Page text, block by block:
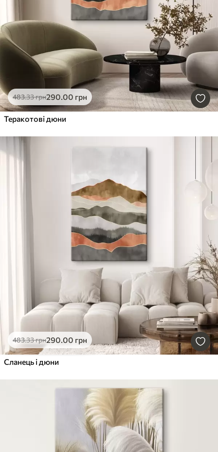
483.33грн290.00 грн
Теракотові дюни
483.33грн290.00 грн
Сланець і дюни